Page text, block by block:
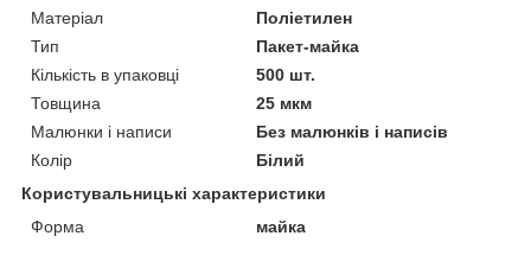
Матеріал
Поліетилен
Тип
Пакет-майка
Кількість в упаковці
500 шт.
Товщина
25 мкм
Малюнки і написи
Без малюнків і написів
Колір
Білий
Користувальницькі характеристики
Форма
майка